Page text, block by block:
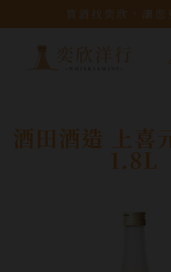
買酒找奕欣，讓您
酒田酒造 上喜
1.8L